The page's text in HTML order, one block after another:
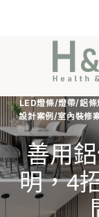
LED燈條/燈帶/鋁
設計案例/室內裝修
善用
明，4